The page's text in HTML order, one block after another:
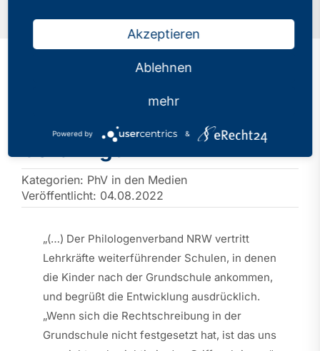
beibringt
Wie man Kindern am
besten Rechtschreibung
beibringt
Kategorien: PhV in den Medien
Veröffentlicht: 04.08.2022
„(…) Der Philologenverband NRW vertritt
Lehrkräfte weiterführender Schulen, in denen
die Kinder nach der Grundschule ankommen,
und begrüßt die Entwicklung ausdrücklich.
„Wenn sich die Rechtschreibung in der
Grundschule nicht festgesetzt hat, ist das uns
Akzeptieren
Ablehnen
mehr
Powered by &